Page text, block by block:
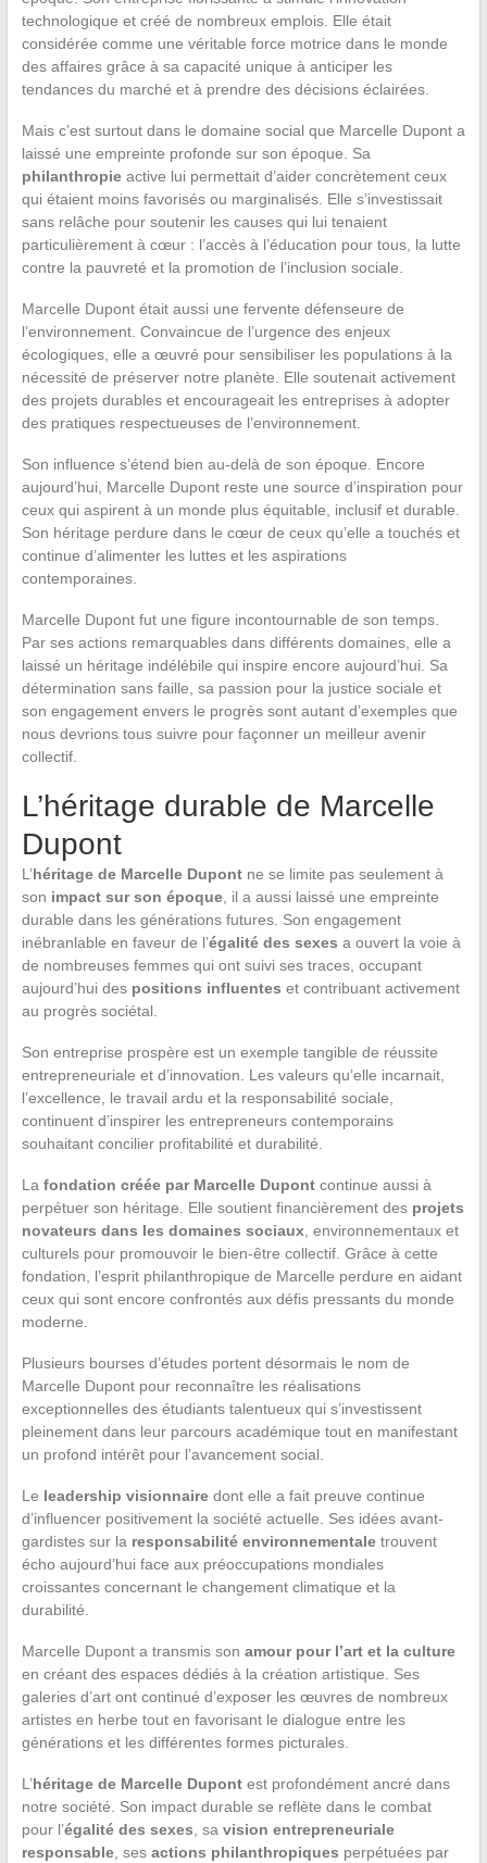
technologique et créé de nombreux emplois. Elle était
considérée comme une véritable force motrice dans le monde
des affaires grâce à sa capacité unique à anticiper les
tendances du marché et à prendre des décisions éclairées.
Mais c’est surtout dans le domaine social que Marcelle Dupont a
laissé une empreinte profonde sur son époque. Sa
philanthropieactive lui permettait d’aider concrètement ceux
qui étaient moins favorisés ou marginalisés. Elle s’investissait
sans relâche pour soutenir les causes qui lui tenaient
particulièrement à cœur : l’accès à l’éducation pour tous, la lutte
contre la pauvreté et la promotion de l’inclusion sociale.
Marcelle Dupont était aussi une fervente défenseure de
l’environnement. Convaincue de l’urgence des enjeux
écologiques, elle a œuvré pour sensibiliser les populations à la
nécessité de préserver notre planète. Elle soutenait activement
des projets durables et encourageait les entreprises à adopter
des pratiques respectueuses de l’environnement.
Son influence s’étend bien au-delà de son époque. Encore
aujourd’hui, Marcelle Dupont reste une source d’inspiration pour
ceux qui aspirent à un monde plus équitable, inclusif et durable.
Son héritage perdure dans le cœur de ceux qu’elle a touchés et
continue d’alimenter les luttes et les aspirations
contemporaines.
Marcelle Dupont fut une figure incontournable de son temps.
Par ses actions remarquables dans différents domaines, elle a
laissé un héritage indélébile qui inspire encore aujourd’hui. Sa
détermination sans faille, sa passion pour la justice sociale et
son engagement envers le progrès sont autant d’exemples que
nous devrions tous suivre pour façonner un meilleur avenir
collectif.
L’héritage durable de Marcelle
Dupont
L’héritage de Marcelle Dupontne se limite pas seulement à
son impact sur son époque, il a aussi laissé une empreinte
durable dans les générations futures. Son engagement
inébranlable en faveur de l’égalité des sexes a ouvert la voie à
de nombreuses femmes qui ont suivi ses traces, occupant
aujourd’hui des positions influentes et contribuant activement
au progrès sociétal.
Son entreprise prospère est un exemple tangible de réussite
entrepreneuriale et d’innovation. Les valeurs qu’elle incarnait,
l’excellence, le travail ardu et la responsabilité sociale,
continuent d’inspirer les entrepreneurs contemporains
souhaitant concilier profitabilité et durabilité.
La fondation créée par Marcelle Dupontcontinue aussi à
perpétuer son héritage. Elle soutient financièrement des projets
novateurs dans les domaines sociaux, environnementaux et
culturels pour promouvoir le bien-être collectif. Grâce à cette
fondation, l’esprit philanthropique de Marcelle perdure en aidant
ceux qui sont encore confrontés aux défis pressants du monde
moderne.
Plusieurs bourses d’études portent désormais le nom de
Marcelle Dupont pour reconnaître les réalisations
exceptionnelles des étudiants talentueux qui s’investissent
pleinement dans leur parcours académique tout en manifestant
un profond intérêt pour l’avancement social.
Le leadership visionnairedont elle a fait preuve continue
d’influencer positivement la société actuelle. Ses idées avant-
gardistes sur la responsabilité environnementaletrouvent
écho aujourd’hui face aux préoccupations mondiales
croissantes concernant le changement climatique et la
durabilité.
Marcelle Dupont a transmis son amour pour l’art et la culture
en créant des espaces dédiés à la création artistique. Ses
galeries d’art ont continué d’exposer les œuvres de nombreux
artistes en herbe tout en favorisant le dialogue entre les
générations et les différentes formes picturales.
L’héritage de Marcelle Dupontest profondément ancré dans
notre société. Son impact durable se reflète dans le combat
pour l’égalité des sexes, sa vision entrepreneuriale
responsable, ses actions philanthropiques perpétuées par